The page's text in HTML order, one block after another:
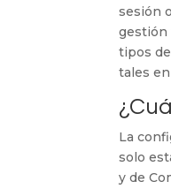
sesión
gestión
tipos
tales
La
solo
y de